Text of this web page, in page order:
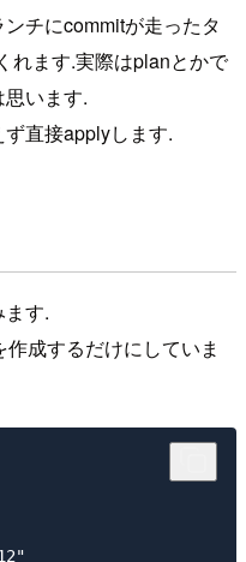
チにcommitが走ったタ
れます.実際はplanとかで
います.
直接applyします.
す.
成するだけにしていま